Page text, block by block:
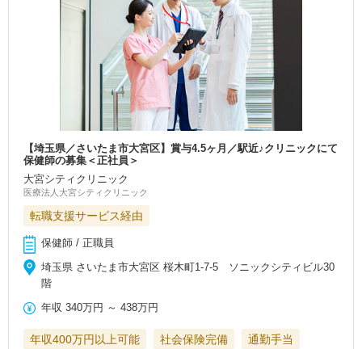
【埼玉県／さいたま市大宮区】賞与4.5ヶ月／駅近♪クリニックにて
保健師の募集＜正社員＞
大宮シティクリニック
医療法人大宮シティクリニック
転職支援サービス経由
保健師 / 正職員
埼玉県 さいたま市大宮区 桜木町1-7-5 ソニックシティビル30
階
年収 340万円 ～438万円
年収400万円以上可能 社会保険完備
通勤手当